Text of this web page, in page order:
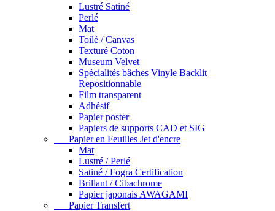
Lustré Satiné
Perlé
Mat
Toilé / Canvas
Texturé Coton
Museum Velvet
Spécialités bâches Vinyle Backlit
Repositionnable
Film transparent
Adhésif
Papier poster
Papiers de supports CAD et SIG
Papier en Feuilles Jet d'encre
Mat
Lustré / Perlé
Satiné / Fogra Certification
Brillant / Cibachrome
Papier japonais AWAGAMI
Papier Transfert